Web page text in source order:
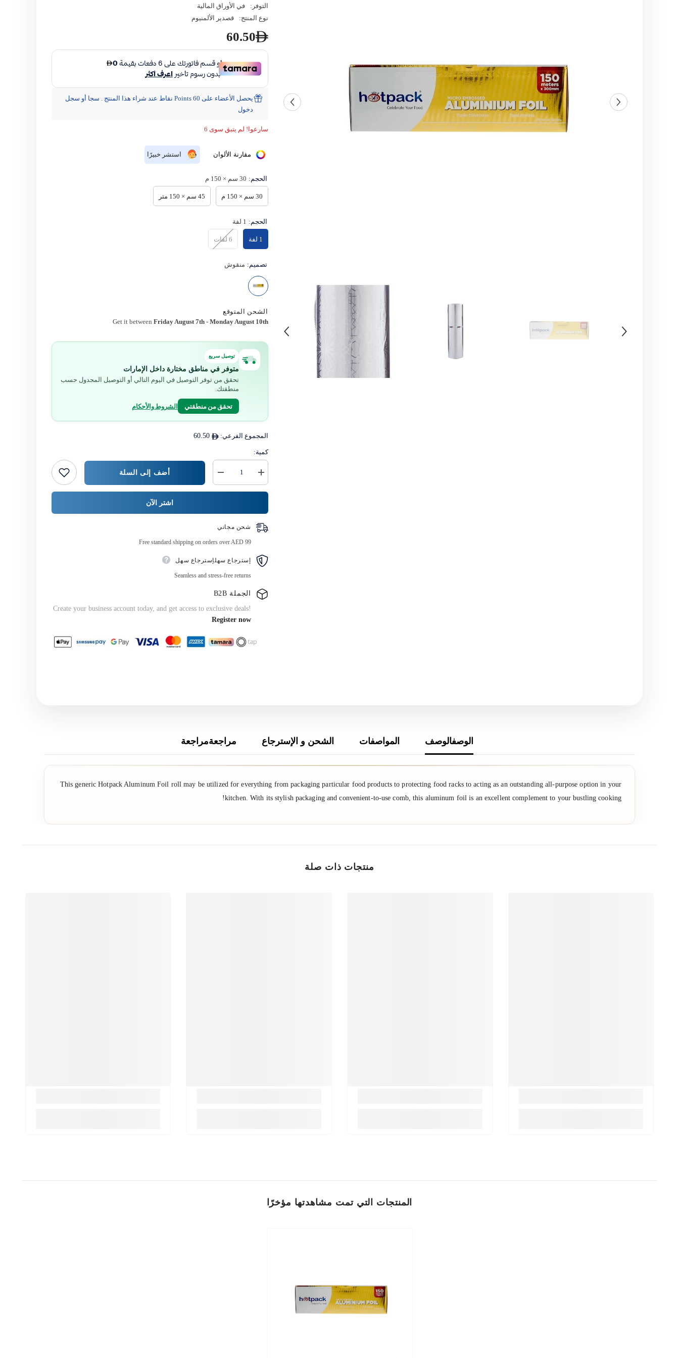
التوفر:
في الأوراق المالية
نوع المنتج:
قصدير الألمنيوم
60.50
يحصل الأعضاء على 60 Points نقاط عند شراء هذا المنتج . سجا أو سجل
دخول
سارعوا! لم يتبق سوى 6
مقارنة الألوان استشر خبيرًا
الحجم: 30 سم × 150 م
30 سم × 150 م 45 سم × 150 متر
الحجم: 1 لفة
1 لفة 6 لفات
تصميم: منقوش
الشحن المتوقع
Get it between Friday August 7th- Monday August 10th
توصيل سريع
متوفر في مناطق مختارة داخل الإمارات
تحقق من توفر التوصيل في اليوم التالي أو التوصيل المجدول حسب
منطقتك.
تحقق من منطقتي الشروط والأحكام
المجموع الفرعي: 60.50
كمية:
كمية
{{
زيادة
كمية
ورق
(تغليف
أضف إلى السلة
اشتر الآن
شحن مجاني
Free standard shipping on orders over AED 99
إسترجاع سهلإسترجاع سهل
Seamless and stress-free returns
الجملة B2B
Create your business account today, and get access to exclusive deals!
Register now
الوصفالوصف المواصفات الشحن و الإسترجاع مراجعةمراجعة
This generic Hotpack Aluminum Foil roll may be utilized for everything from packaging particular food products to protecting food racks to acting as an outstanding all-purpose option in your
kitchen. With its stylish packaging and convenient-to-use comb, this aluminum foil is an excellent complement to your bustling cooking!
منتجات ذات صلة
المنتجات التي تمت مشاهدتها مؤخرًا